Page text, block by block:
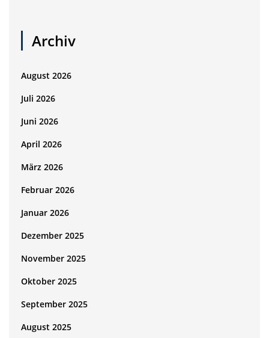
Archiv
August 2026
Juli 2026
Juni 2026
April 2026
März 2026
Februar 2026
Januar 2026
Dezember 2025
November 2025
Oktober 2025
September 2025
August 2025